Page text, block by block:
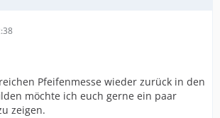
Pfeifenmesse wieder zurück in den
möchte ich euch gerne ein paar
zeigen.